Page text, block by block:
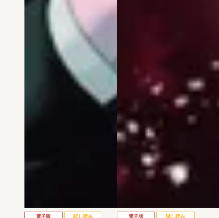
電子版 試し読み 電子版 試し読み